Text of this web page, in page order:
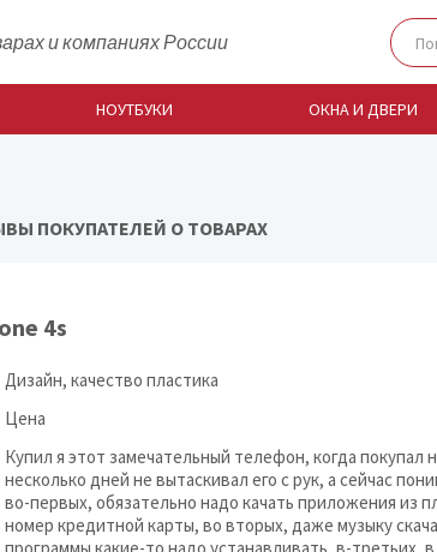
и компаниях России
НОУТБУКИ ОКНА И ДВЕРИ
ПОКУПАТЕЛЕЙ О ТОВАРАХ
4s
Дизайн, качество пластика
Цена
Купил я этот замечательный телефон, когда покупал
несколько дней не вытаскивал его с рук, а сейчас
во-первых, обязательно надо качать приложения из
номер кредитной карты, во вторых, даже музыку